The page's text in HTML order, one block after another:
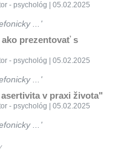
- psychológ | 05.02.2025
...
prezentovať s
- psychológ | 05.02.2025
...
v praxi života"
- psychológ | 05.02.2025
...